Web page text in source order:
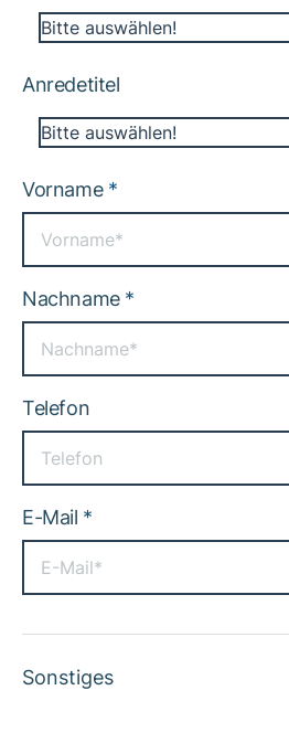
Bitte auswählen!
Anredetitel
Bitte auswählen!
Vorname *
Nachname *
Telefon
E-Mail *
Sonstiges